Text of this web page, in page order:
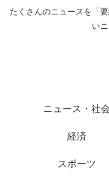
たくさんのニュースを「
い
ニュース・社会
経済
スポーツ